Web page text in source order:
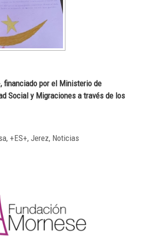
financiado por el Ministerio de
Social y Migraciones a través de los
, +ES+,Jerez, Noticias